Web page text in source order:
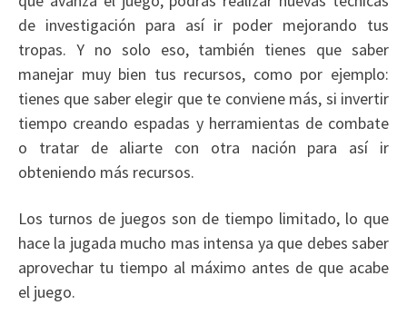
de investigación para así ir poder mejorando tus
tropas. Y no solo eso, también tienes que saber
manejar muy bien tus recursos, como por ejemplo:
tienes que saber elegir que te conviene más, si invertir
tiempo creando espadas y herramientas de combate
o tratar de aliarte con otra nación para así ir
obteniendo más recursos.
Los turnos de juegos son de tiempo limitado, lo que
hace la jugada mucho mas intensa ya que debes saber
aprovechar tu tiempo al máximo antes de que acabe
el juego.